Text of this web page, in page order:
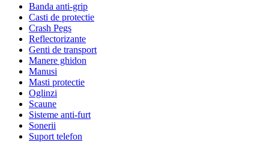
Banda anti-grip
Casti de protectie
Crash Pegs
Reflectorizante
Genti de transport
Manere ghidon
Manusi
Masti protectie
Oglinzi
Scaune
Sisteme anti-furt
Sonerii
Suport telefon